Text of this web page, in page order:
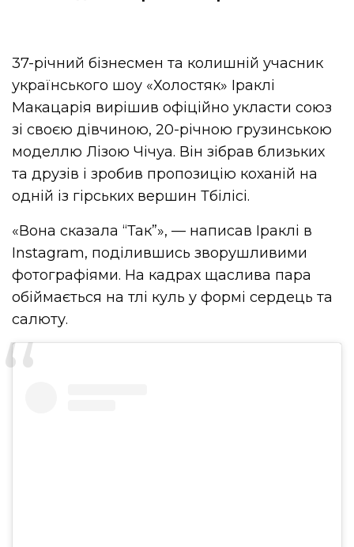
37-річний бізнесмен та колишній учасник
українського шоу «Холостяк» Іраклі
Макацарія вирішив офіційно укласти союз
зі своєю дівчиною, 20-річною грузинською
моделлю Лізою Чічуа. Він зібрав близьких
та друзів і зробив пропозицію коханій на
одній із гірських вершин Тбілісі.
«Вона сказала “Так”», — написав Іраклі в
Instagram, поділившись зворушливими
фотографіями. На кадрах щаслива пара
обіймається на тлі куль у формі сердець та
салюту.